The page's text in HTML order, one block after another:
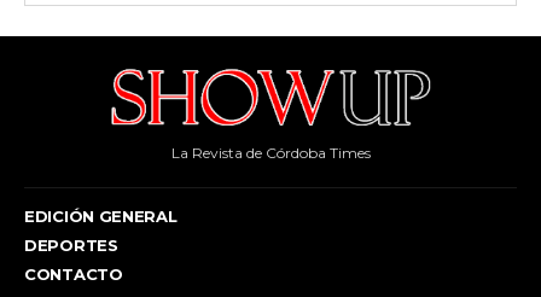
La Revista de Córdoba Times
EDICIÓN GENERAL
DEPORTES
CONTACTO